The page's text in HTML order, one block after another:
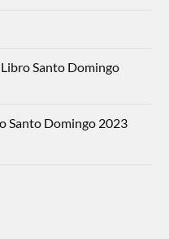
Santo Domingo
Santo Domingo 2023